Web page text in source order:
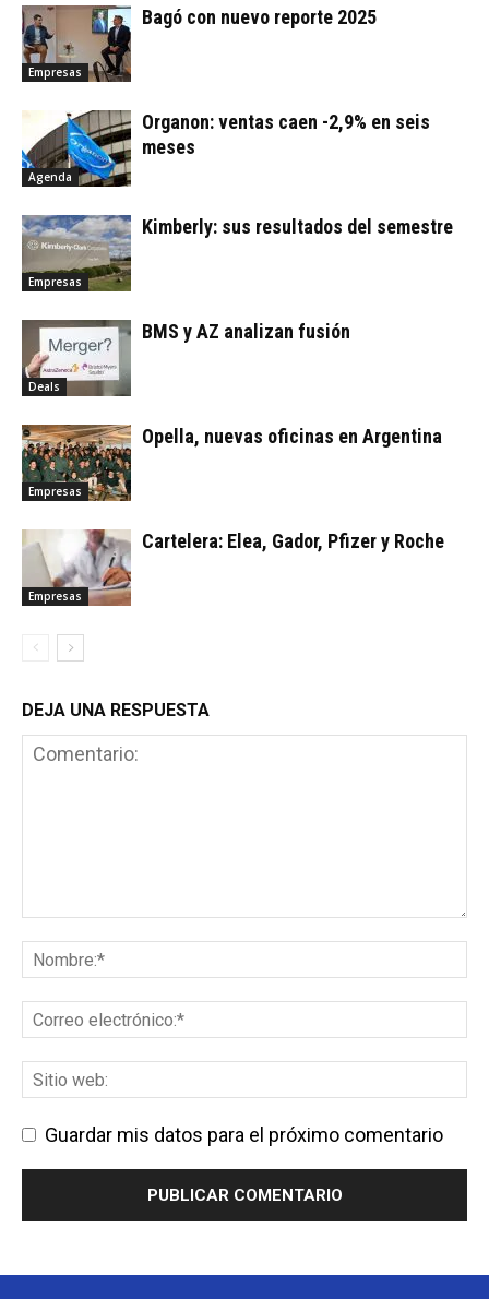
Empresas
Bagó con nuevo reporte 2025
Agenda
Organon: ventas caen -2,9% en seis
meses
Empresas
Kimberly: sus resultados del semestre
Deals
BMS y AZ analizan fusión
Empresas
Opella, nuevas oficinas en Argentina
Empresas
Cartelera: Elea, Gador, Pfizer y Roche
DEJA UNA RESPUESTA
Guardar mis datos para el próximo comentario